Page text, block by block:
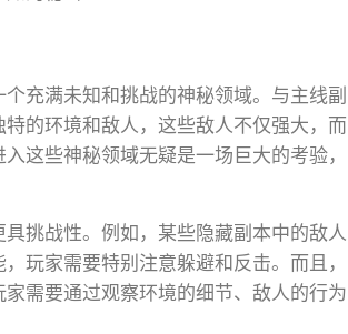
充满未知和挑战的神秘领域。与主线副
的环境和敌人，这些敌人不仅强大，而
这些神秘领域无疑是一场巨大的考验，
挑战性。例如，某些隐藏副本中的敌人
玩家需要特别注意躲避和反击。而且，
需要通过观察环境的细节、敌人的行为